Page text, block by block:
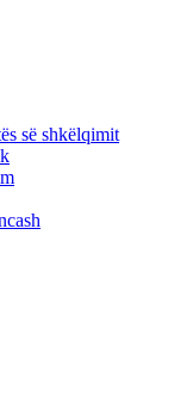
së shkëlqimit